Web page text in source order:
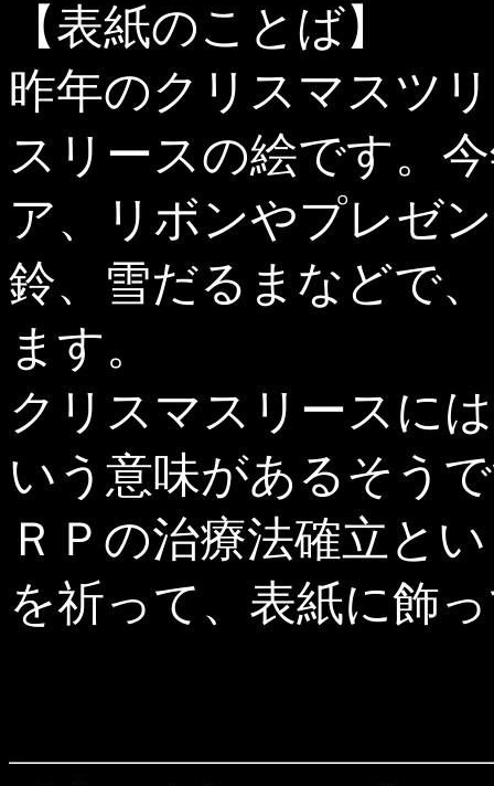
【表紙のことば】
昨年のクリスマスツ
スリースの絵です。
ア、リボンやプレゼ
鈴、雪だるまなどで
ます。
クリスマスリースに
いう意味があるそう
ＲＰの治療法確立と
を祈って、表紙に飾